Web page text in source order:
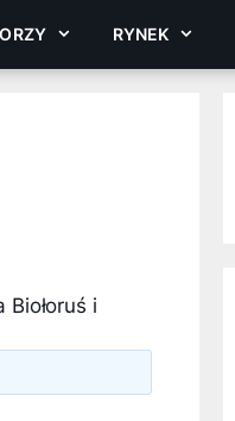
RYNEK
i